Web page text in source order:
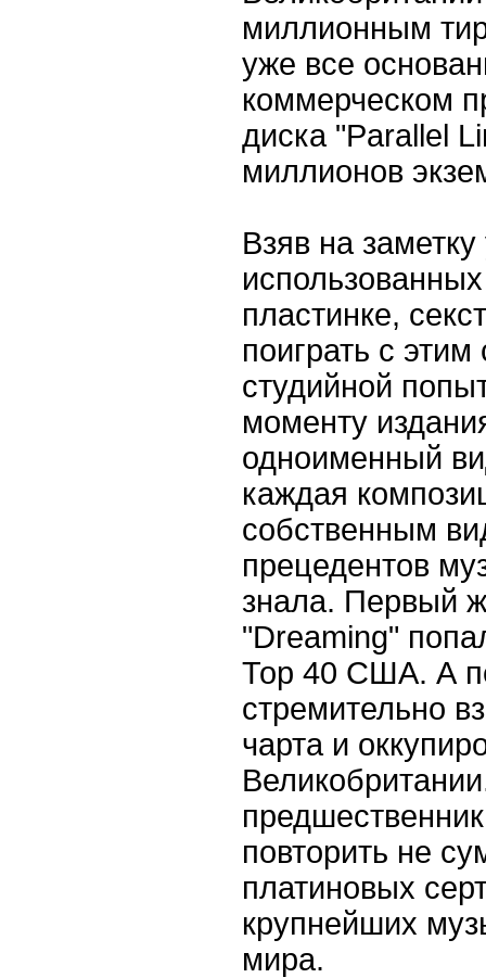
миллионным
уже все
коммерческом
диска "Parallel
миллионов
Взяв на
пластинке,
поиграть с
студийной
моменту
одноименный
каждая
собственным
прецедентов
знала. Первый
"Dreaming"
Тор 40 США. А
стремительно
чарта и
повторить не
платиновых
крупнейших
мира.